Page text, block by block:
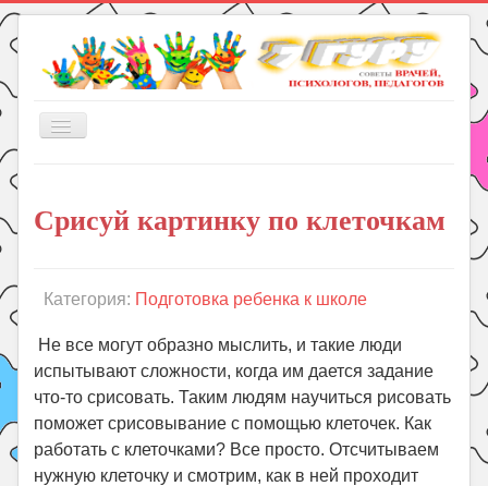
Включить/
Книги
Подготовка к школе
Праздники
Психология
Летом!
Срисуй картинку по клеточкам
Категория: Подготовка ребенка к школе
Не все могут образно мыслить, и такие люди
испытывают сложности, когда им дается задание
что-то срисовать. Таким людям научиться рисовать
поможет срисовывание с помощью клеточек. Как
работать с клеточками? Все просто. Отсчитываем
нужную клеточку и смотрим, как в ней проходит